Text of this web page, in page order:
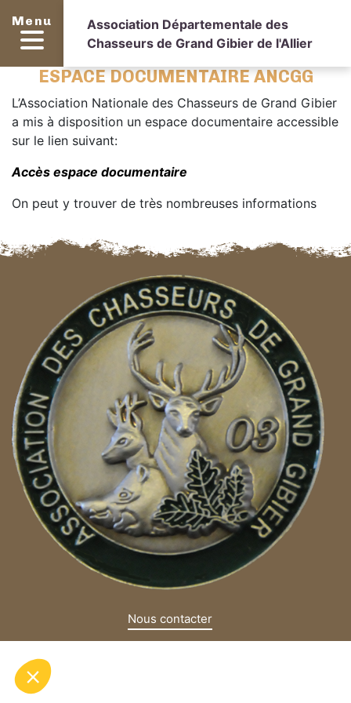
Menu
Association Départementale des
Chasseurs de Grand Gibier de l'Allier
ESPACE DOCUMENTAIRE ANCGG
L’Association Nationale des Chasseurs de Grand Gibier
a mis à disposition un espace documentaire accessible
sur le lien suivant:
Accès espace documentaire
On peut y trouver de très nombreuses informations
Nous contacter